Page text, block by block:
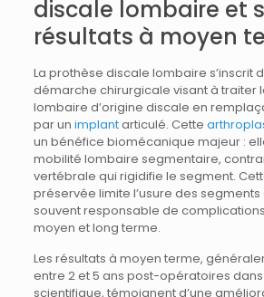
discale lombaire et
résultats à moyen
La prothèse discale lombaire s’inscrit
démarche chirurgicale visant à traiter
lombaire d’origine discale en
par un implantarticulé. Cette
un bénéfice biomécanique majeur :
mobilité lombaire segmentaire,
vertébrale qui rigidifie le segment.
préservée limite l’usure des
souvent responsable de
moyen et long terme.
Les résultats à moyen terme,
entre 2 et 5 ans post-opératoires
scientifique, témoignent d’une